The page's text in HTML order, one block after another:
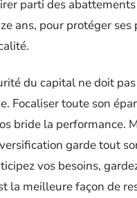
parti des
ans, pour protéger ses
du capital ne doit
Focaliser toute son
bride la performance.
garde tout
vos besoins,
la meilleure façon de